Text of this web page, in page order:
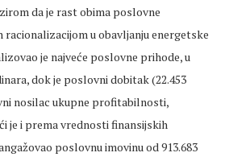
da je rast obima poslovne
u obavljanju energetske
je najveće poslovne prihode, u
dok je poslovni dobitak (22.453
nosilac ukupne profitabilnosti,
je i prema vrednosti finansijskih
poslovnu imovinu od 913.683